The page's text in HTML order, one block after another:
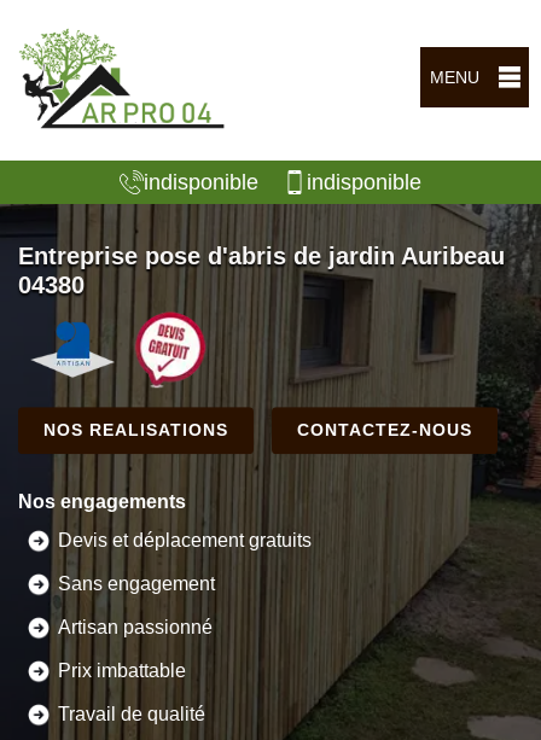
MENU
indisponible indisponible
Entreprise pose d'abris de jardin Auribeau
04380
NOS REALISATIONS CONTACTEZ-NOUS
Nos engagements
Devis et déplacement gratuits
Sans engagement
Artisan passionné
Prix imbattable
Travail de qualité